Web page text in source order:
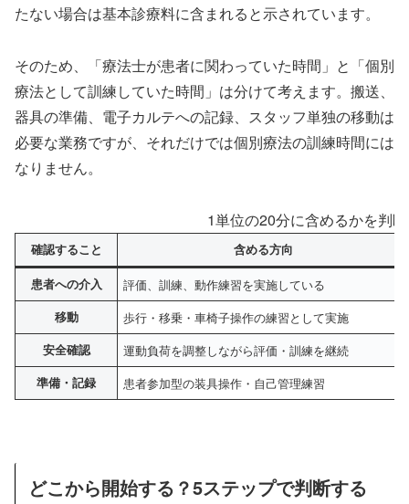
たない場合は基本診療料に含まれると示されています。
そのため、「療法士が患者に関わっていた時間」と「個別
療法として訓練していた時間」は分けて考えます。搬送、
器具の準備、電子カルテへの記録、スタッフ単独の移動は
必要な業務ですが、それだけでは個別療法の訓練時間には
なりません。
1単位の20分に含めるかを判
確認すること 含める方向
患者への介入 評価、訓練、動作練習を実施している
移動 歩行・移乗・車椅子操作の練習として実施
安全確認 運動負荷を調整しながら評価・訓練を継続
準備・記録 患者参加型の装具操作・自己管理練習
どこから開始する？5ステップで判断する